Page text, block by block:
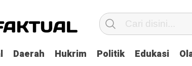
Daerah Hukrim Politik Edukasi